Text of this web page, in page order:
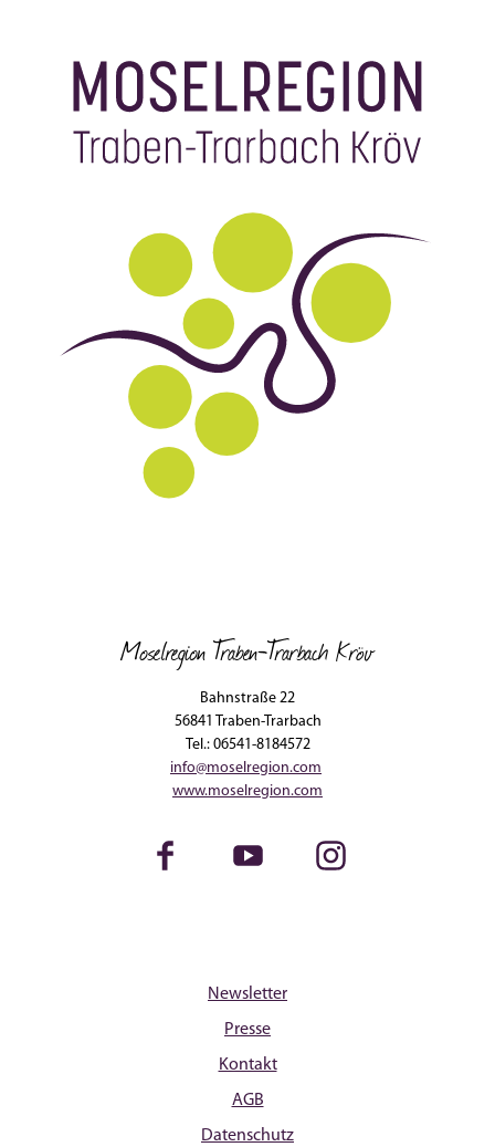
Moselregion Traben-Trarbach Kröv
Bahnstraße 22
56841 Traben-Trarbach
Tel.: 06541-8184572
info@moselregion.com
www.moselregion.com
Facebook Youtube Instagram
Newsletter
Presse
Kontakt
AGB
Datenschutz